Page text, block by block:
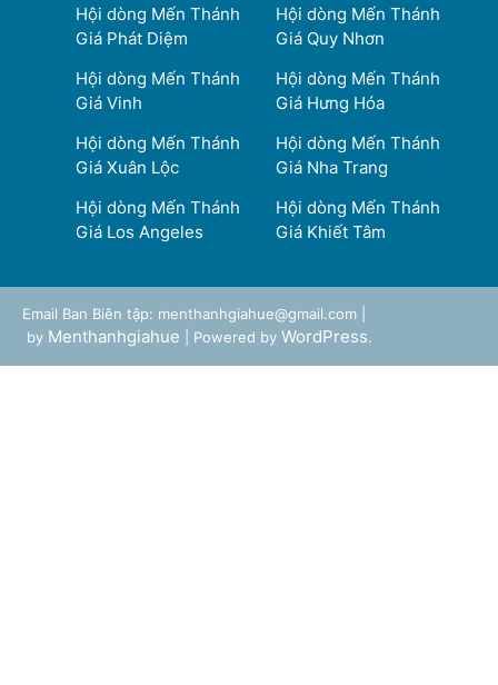
Hội dòng Mến Thánh
Giá Phát Diệm
Hội dòng Mến Thánh
Giá Quy Nhơn
Hội dòng Mến Thánh
Giá Vinh
Hội dòng Mến Thánh
Giá Hưng Hóa
Hội dòng Mến Thánh
Giá Xuân Lộc
Hội dòng Mến Thánh
Giá Nha Trang
Hội dòng Mến Thánh
Giá Los Angeles
Hội dòng Mến Thánh
Giá Khiết Tâm
Email Ban Biên tập: menthanhgiahue@gmail.com |
by Menthanhgiahue | Powered by WordPress.